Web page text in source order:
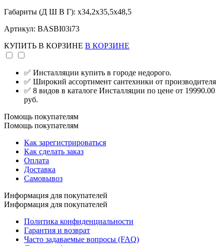
Габариты (Д Ш В Г): x34,2x35,5x48,5
Артикул: BASBI03i73
КУПИТЬ В КОРЗИНЕ В КОРЗИНЕ
✅ Инсталляции купить в городе недорого.
✅ Широкий ассортимент сантехники от производителя
✅ 8 видов в каталоге Инсталляции по цене от 19990.00
руб.
Помощь покупателям
Помощь покупателям
Как зарегистрироваться
Как сделать заказ
Оплата
Доставка
Самовывоз
Информация для покупателей
Информация для покупателей
Политика конфиденциальности
Гарантия и возврат
Часто задаваемые вопросы (FAQ)